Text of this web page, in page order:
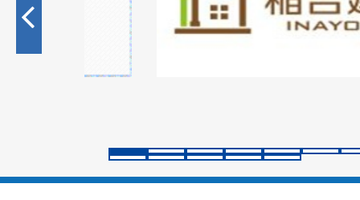
目
ラ
イ